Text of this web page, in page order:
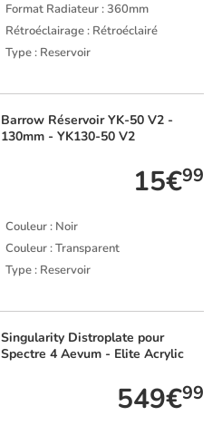
Format Radiateur : 360mm
Rétroéclairage : Rétroéclairé
Type : Reservoir
Barrow Réservoir YK-50 V2 -
130mm - YK130-50 V2
15€99
Couleur : Noir
Couleur : Transparent
Type : Reservoir
Singularity Distroplate pour
Spectre 4 Aevum - Elite Acrylic
549€99